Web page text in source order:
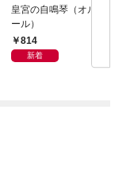
皇宮の自鳴琴（オルゴ
ール）
814
新着